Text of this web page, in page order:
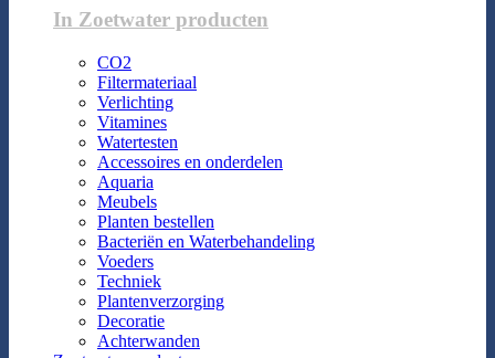
In Zoetwater producten
CO2
Filtermateriaal
Verlichting
Vitamines
Watertesten
Accessoires en onderdelen
Aquaria
Meubels
Planten bestellen
Bacteriën en Waterbehandeling
Voeders
Techniek
Plantenverzorging
Decoratie
Achterwanden